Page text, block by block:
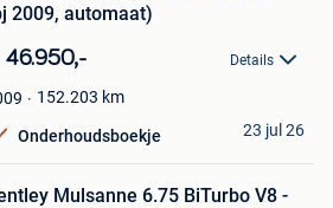
2009, automaat)
Details
152.203 km
Onderhoudsboekje 23 jul 26
Mulsanne 6.75 BiTurbo V8 -